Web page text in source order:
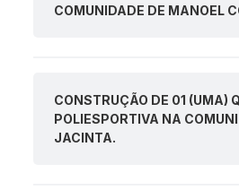
COMUNIDADE DE MANOEL
CONSTRUÇÃO DE 01 (UMA)
POLIESPORTIVA NA
JACINTA.